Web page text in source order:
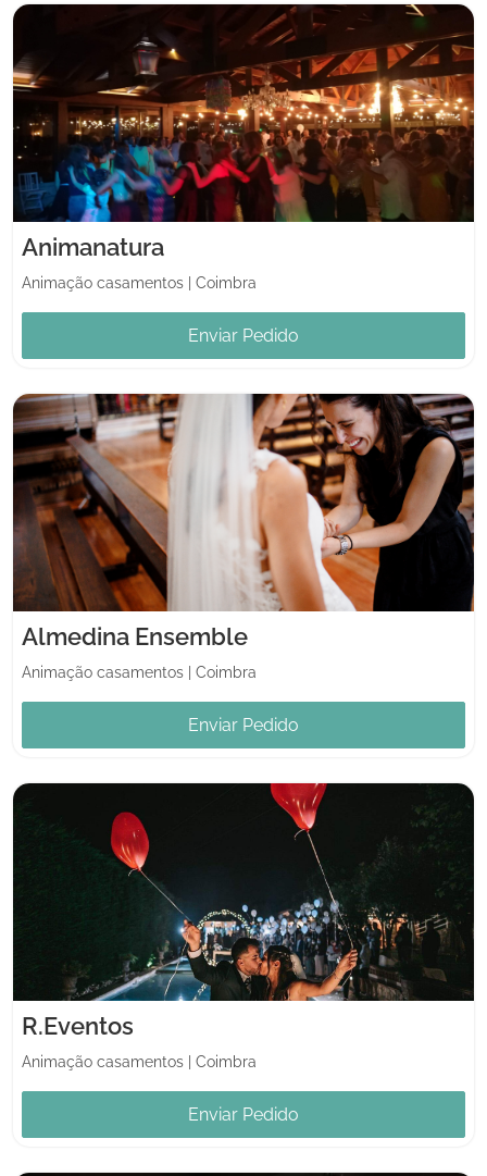
Animanatura
Animação casamentos Coimbra
Enviar Pedido
Almedina Ensemble
Animação casamentos Coimbra
Enviar Pedido
R.Eventos
Animação casamentos Coimbra
Enviar Pedido